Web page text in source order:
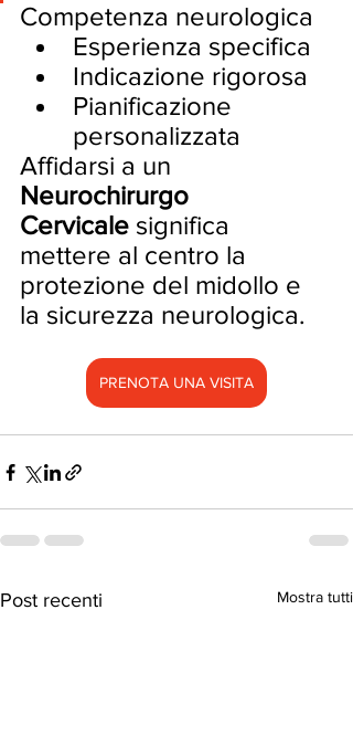
Competenza neurologica
Esperienza specifica
Indicazione rigorosa
Pianificazione
personalizzata
Affidarsi a un
Neurochirurgo
Cervicale significa
mettere al centro la
protezione del midollo e
la sicurezza neurologica.
PRENOTA UNA VISITA
Post recenti Mostra tutti